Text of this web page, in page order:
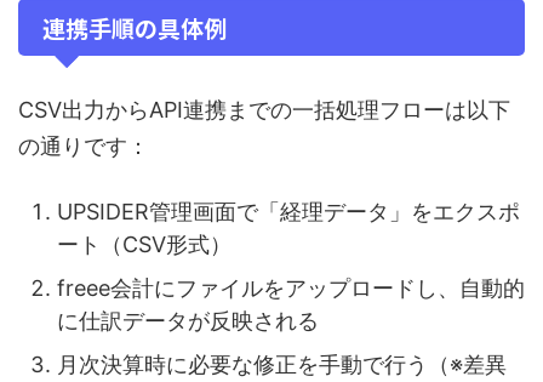
連携手順の具体例
CSV出力からAPI連携までの一括処理フローは以下
の通りです：
UPSIDER管理画面で「経理データ」をエクスポ
ート（CSV形式）
freee会計にファイルをアップロードし、自動的
に仕訳データが反映される
月次決算時に必要な修正を手動で行う（※差異